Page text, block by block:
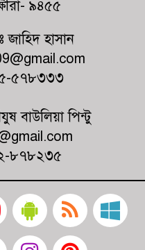
গনঅভ্যুত্থান দিবস
সভা
জামায়াতের গণমিছিল
৯৪৫৫
জাহিদ হাসান
৫৭৮৩৩৩
বাউলিয়া পিন্টু
৮৭৮২৩৫